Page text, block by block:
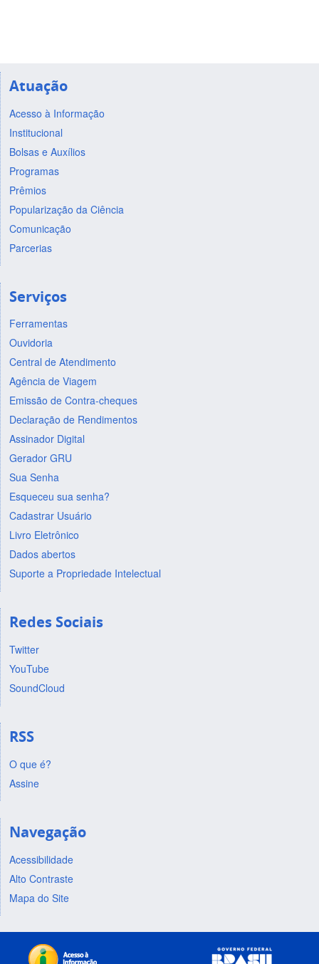
Atuação
Acesso à Informação
Institucional
Bolsas e Auxílios
Programas
Prêmios
Popularização da Ciência
Comunicação
Parcerias
Serviços
Ferramentas
Ouvidoria
Central de Atendimento
Agência de Viagem
Emissão de Contra-cheques
Declaração de Rendimentos
Assinador Digital
Gerador GRU
Sua Senha
Esqueceu sua senha?
Cadastrar Usuário
Livro Eletrônico
Dados abertos
Suporte a Propriedade Intelectual
Redes Sociais
Twitter
YouTube
SoundCloud
RSS
O que é?
Assine
Navegação
Acessibilidade
Alto Contraste
Mapa do Site